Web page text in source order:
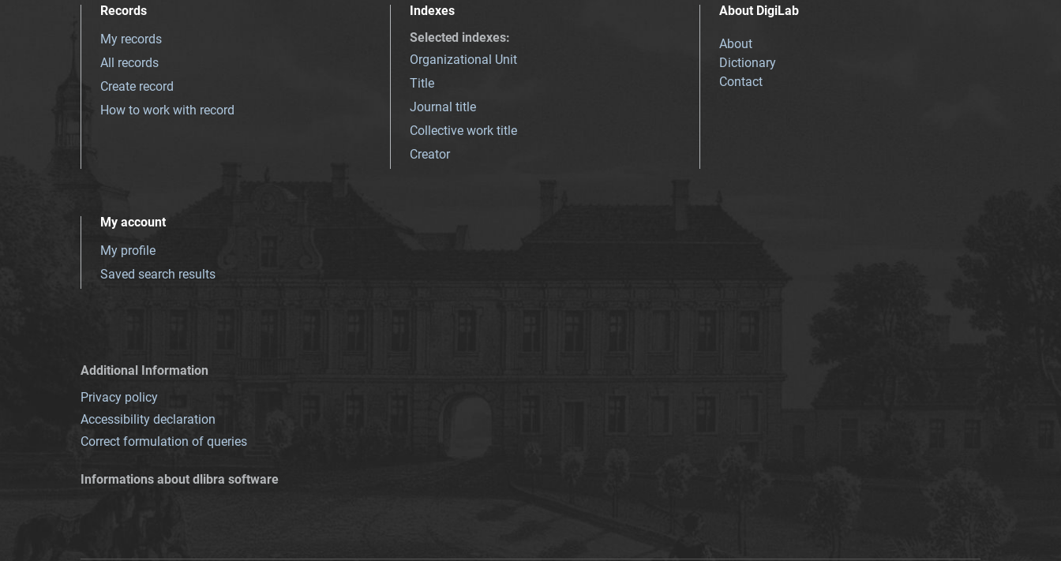
Records
My records
All records
Create record
How to work with record
Indexes
Selected indexes:
Organizational Unit
Title
Journal title
Collective work title
Creator
About DigiLab
About
Dictionary
Contact
My account
My profile
Saved search results
Additional Information
Privacy policy
Accessibility declaration
Correct formulation of queries
Informations about dlibra software